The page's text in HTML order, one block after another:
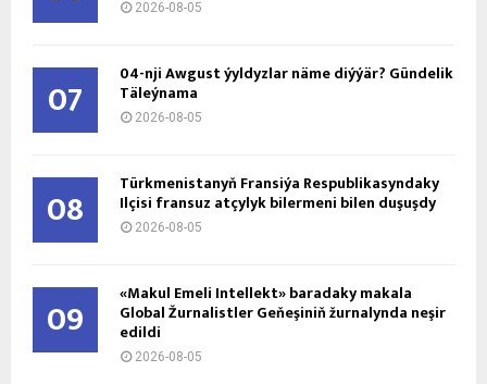
2026-08-05
07 04-nji Awgust ýyldyzlar näme diýýär? Gündelik
Täleýnama
2026-08-05
08 Türkmenistanyň Fransiýa Respublikasyndaky
Ilçisi fransuz atçylyk bilermeni bilen duşuşdy
2026-08-05
09 «Makul Emeli Intellekt» baradaky makala
Global Žurnalistler Geňeşiniň žurnalynda neşir
edildi
2026-08-05